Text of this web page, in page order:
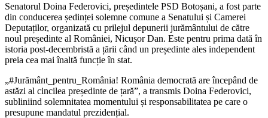
Senatorul Doina Federovici, președintele PSD Botoșani, a fost parte
din conducerea ședinței solemne comune a Senatului și Camerei
Deputaților, organizată cu prilejul depunerii jurământului de către
noul președinte al României, Nicușor Dan. Este pentru prima dată în
istoria post-decembristă a țării când un președinte ales independent
preia cea mai înaltă funcție în stat.
„#Jurământ_pentru_România! România democrată are începând de
astăzi al cincilea președinte de țară”, a transmis Doina Federovici,
subliniind solemnitatea momentului și responsabilitatea pe care o
presupune mandatul prezidențial.